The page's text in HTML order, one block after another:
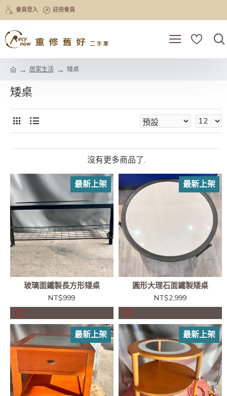
會員登入 註冊會員
居家生活 矮桌
矮桌
最新上架
玻璃面鐵製長方形矮桌
NT$999
最新上架
圓形大理石面鐵製矮桌
NT$2,999
最新上架 最新上架
沒有更多商品了.